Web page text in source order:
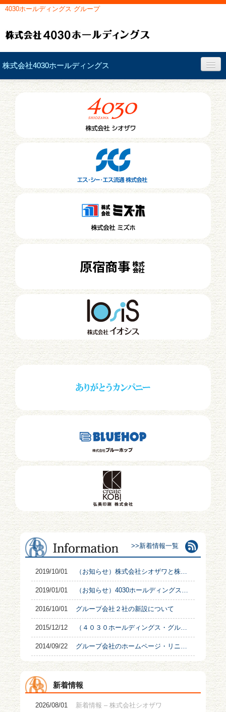
4030ホールディングス グループ
株式会社4030ホールディングス
会社概要
社長挨拶
>>新着情報一覧
2019/10/01 （お知らせ）株式会社シオザワと株式会社コクシンは合併致しました。
2019/01/01 （お知らせ）4030ホールディングスグループに２社を新たに迎えました。
2016/10/01 グループ会社２社の新設について
2015/12/12 （４０３０ホールディングス・グループ）ドミノ研修開催！
2014/09/22 グループ会社のホームページ・リニューアルについて
新着情報
2026/08/01
新着情報 – 株式会社シオザワ